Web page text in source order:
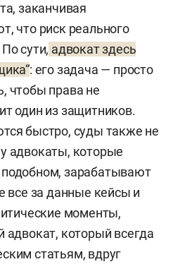
заканчивая
что риск реального
сути, адвокат здесь
: его задача — просто
чтобы права не
один из защитников.
быстро, суды также не
адвокаты, которые
зарабатывают
все за данные кейсы и
моменты,
адвокат, который всегда
статьям, вдруг